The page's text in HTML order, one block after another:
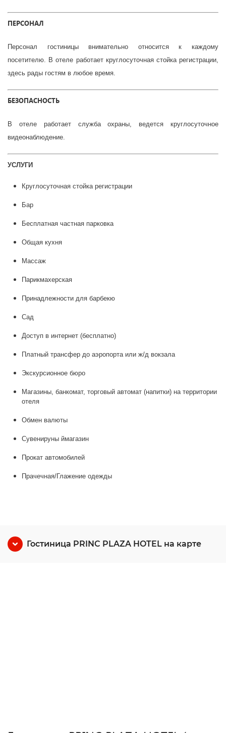
ПЕРСОНАЛ
Персонал гостиницы внимательно относится к каждому
посетителю. В отеле работает круглосуточная стойка регистрации,
здесь рады гостям в любое время.
БЕЗОПАСНОСТЬ
В отеле работает служба охраны, ведется круглосуточное
видеонаблюдение.
УСЛУГИ
Круглосуточная стойка регистрации
Бар
Бесплатная частная парковка
Общая кухня
Массаж
Парикмахерская
Принадлежности для барбекю
Сад
Доступ в интернет (бесплатно)
Платный трансфер до аэропорта или ж/д вокзала
Экскурсионное бюро
Магазины, банкомат, торговый автомат (напитки) на территории
отеля
Обмен валюты
Сувенируны ймагазин
Прокат автомобилей
Прачечная/Глажение одежды
Гостиница PRINC PLAZA HOTEL на карте